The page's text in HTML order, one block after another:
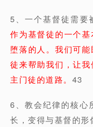
5、一个基督徒需要
作为基督徒的一个
堕落的人。我们可
徒来帮助我们，让
主门徒的道路。 43
6、教会纪律的核心
长，变得与基督的形